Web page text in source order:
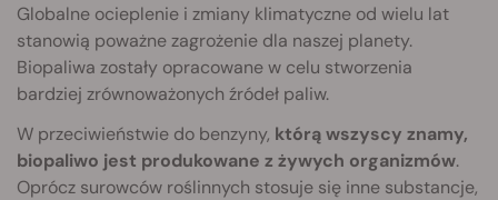
Globalne ocieplenie i zmiany klimatyczne od wielu lat
stanowią poważne zagrożenie dla naszej planety.
Biopaliwa zostały opracowane w celu stworzenia
bardziej zrównoważonych źródeł paliw.
W przeciwieństwie do benzyny, którą wszyscy znamy,
biopaliwo jest produkowane z żywych organizmów.
Oprócz surowców roślinnych stosuje się inne substancje,